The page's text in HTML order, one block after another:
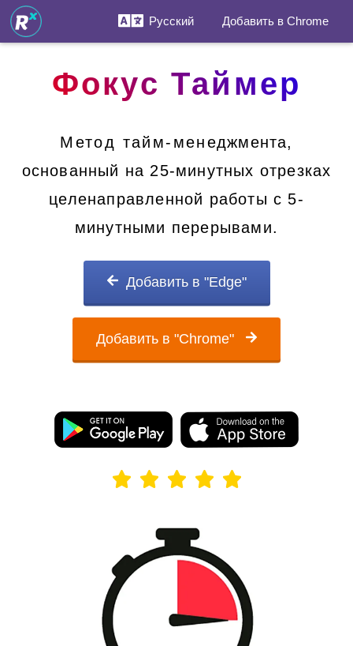
Русский Добавить в Chrome
Фокус Таймер
Метод тайм-менеджмента,
основанный на 25-минутных отрезках
целенаправленной работы с 5-
минутными перерывами.
Добавить в "Edge"
Добавить в "Chrome"